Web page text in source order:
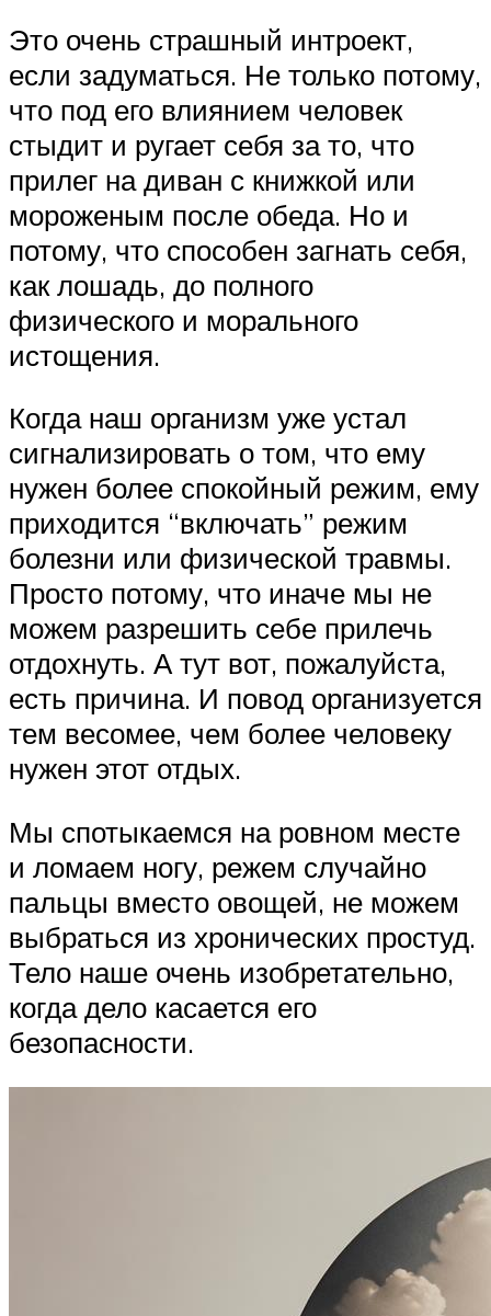
Это очень страшный интроект,
если задуматься. Не только потому,
что под его влиянием человек
стыдит и ругает себя за то, что
прилег на диван с книжкой или
мороженым после обеда. Но и
потому, что способен загнать себя,
как лошадь, до полного
физического и морального
истощения.
Когда наш организм уже устал
сигнализировать о том, что ему
нужен более спокойный режим, ему
приходится “включать” режим
болезни или физической травмы.
Просто потому, что иначе мы не
можем разрешить себе прилечь
отдохнуть. А тут вот, пожалуйста,
есть причина. И повод организуется
тем весомее, чем более человеку
нужен этот отдых.
Мы спотыкаемся на ровном месте
и ломаем ногу, режем случайно
пальцы вместо овощей, не можем
выбраться из хронических простуд.
Тело наше очень изобретательно,
когда дело касается его
безопасности.